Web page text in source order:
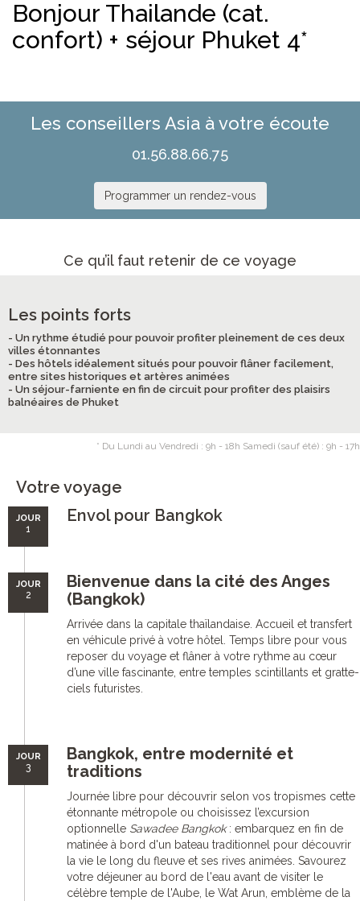
Bonjour Thailande (cat.
confort) + séjour Phuket 4*
Les conseillers Asia à votre écoute
01.56.88.66.75
Programmer un rendez-vous
Ce qu’il faut retenir de ce voyage
Les points forts
- Un rythme étudié pour pouvoir profiter pleinement de ces deux
villes étonnantes
- Des hôtels idéalement situés pour pouvoir flâner facilement,
entre sites historiques et artères animées
- Un séjour-farniente en fin de circuit pour profiter des plaisirs
balnéaires de Phuket
* Du Lundi au Vendredi : 9h - 18h Samedi (sauf été) : 9h - 17h
Votre voyage
JOUR
1
Envol pour Bangkok
JOUR
2
Bienvenue dans la cité des Anges
(Bangkok)
Arrivée dans la capitale thaïlandaise. Accueil et transfert
en véhicule privé à votre hôtel. Temps libre pour vous
reposer du voyage et flâner à votre rythme au cœur
d’une ville fascinante, entre temples scintillants et gratte-
ciels futuristes.
JOUR
3
Bangkok, entre modernité et
traditions
Journée libre pour découvrir selon vos tropismes cette
étonnante métropole ou choisissez l’excursion
optionnelle Sawadee Bangkok: embarquez en fin de
matinée à bord d'un bateau traditionnel pour découvrir
la vie le long du fleuve et ses rives animées. Savourez
votre déjeuner au bord de l'eau avant de visiter le
célèbre temple de l'Aube, le Wat Arun, emblème de la